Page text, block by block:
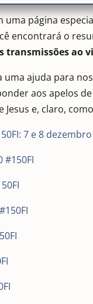
uma página
encontrará o
transmissões ao
uma ajuda para
aos apelos
Jesus e, claro,
7 e 8 dezembro
#150FI